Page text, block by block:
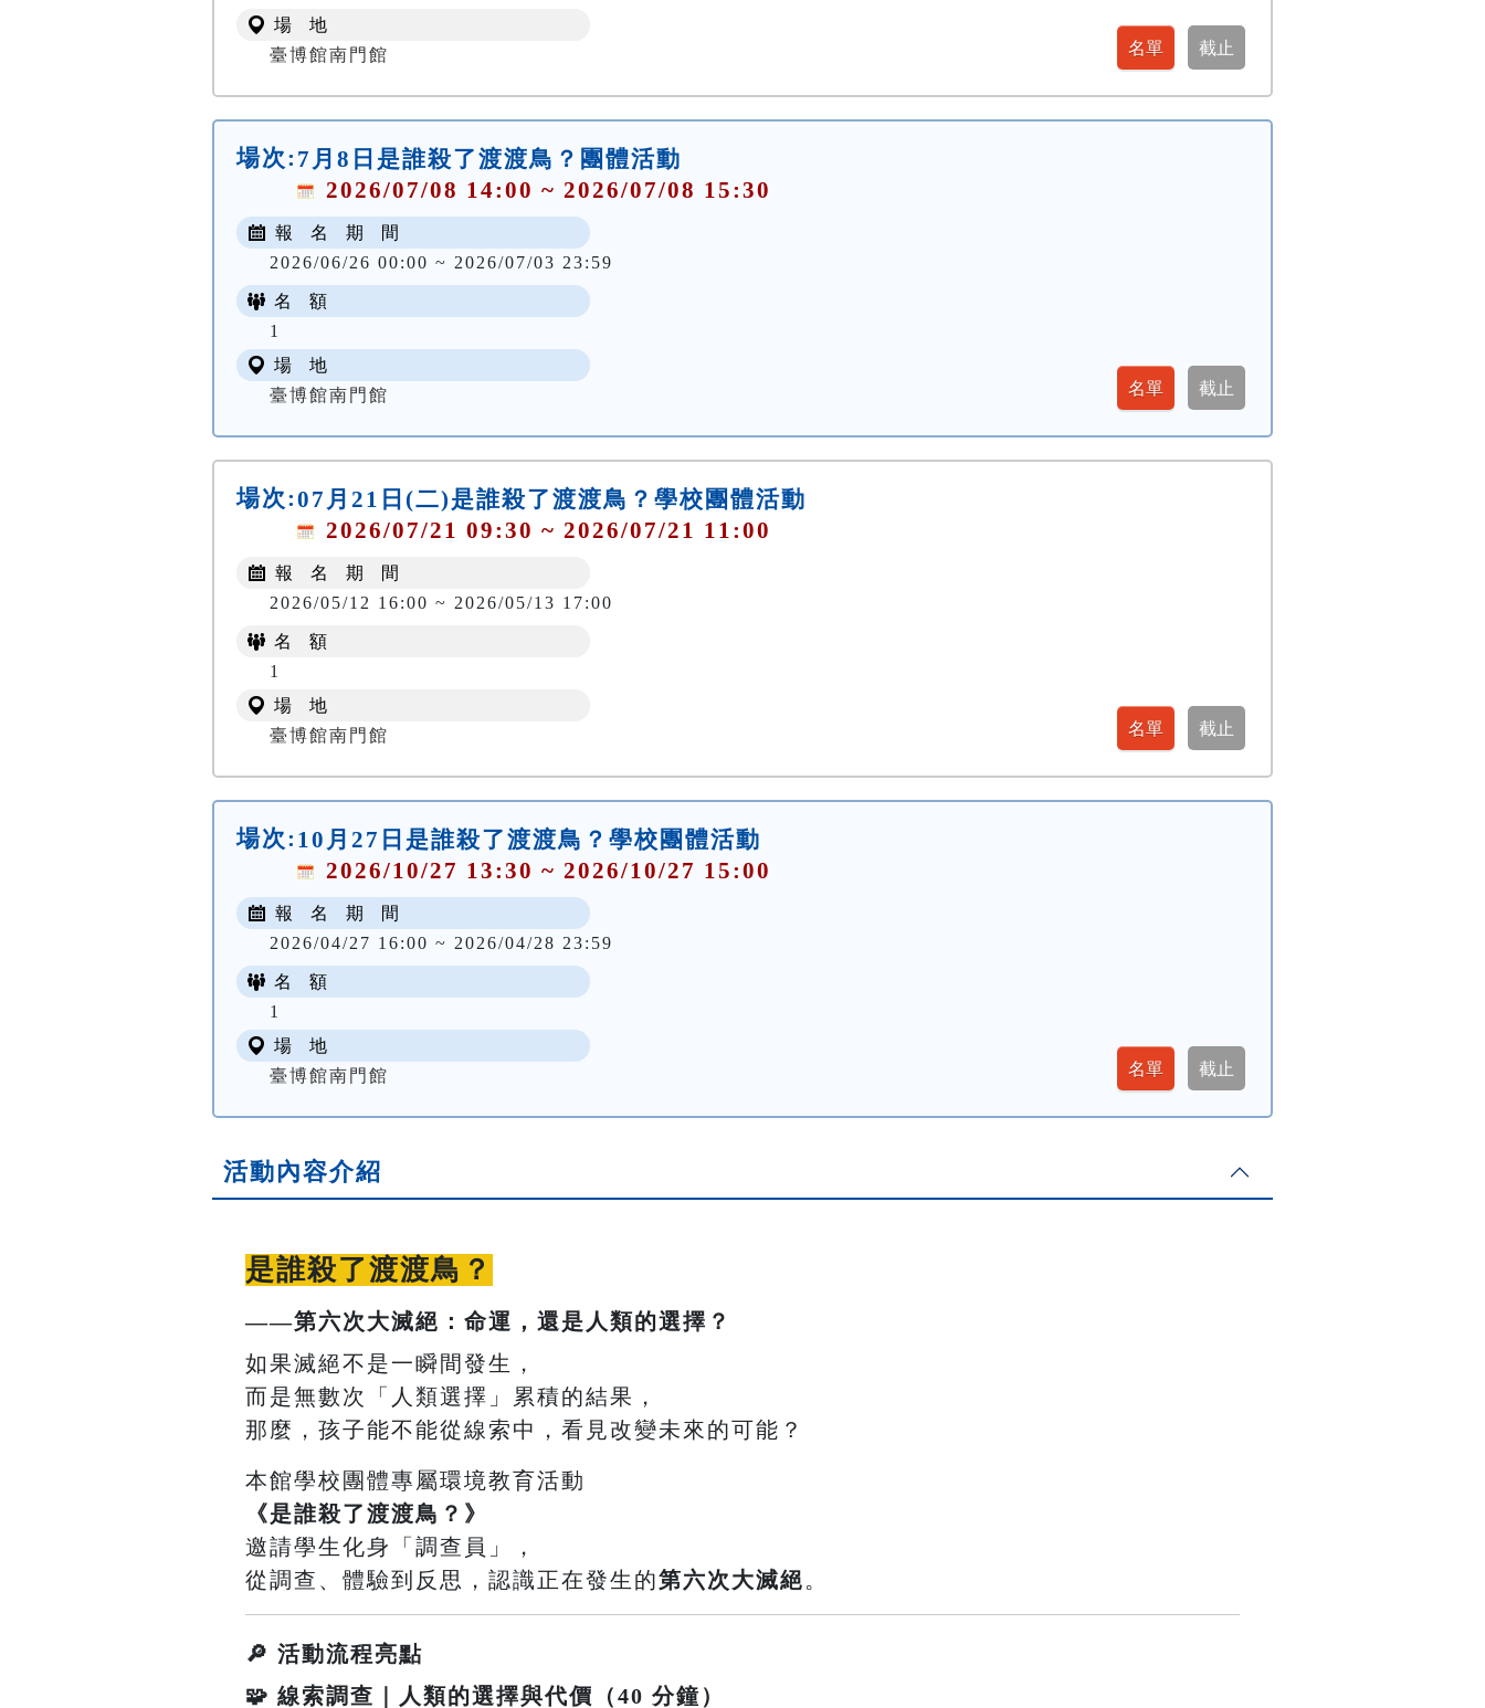
場 地
臺博館南門館
場次: 7月8日是誰殺了渡渡鳥？團體活動
2026/07/08 14:00 ~ 2026/07/08 15:30
報 名 期 間
2026/06/26 00:00 ~ 2026/07/03 23:59
名 額
1
場 地
臺博館南門館
場次:07月21日(二)是誰殺了渡渡鳥？學校團體活動
2026/07/21 09:30 ~ 2026/07/21 11:00
報 名 期 間
2026/05/12 16:00 ~ 2026/05/13 17:00
名 額
1
場 地
臺博館南門館
場次: 10月27日是誰殺了渡渡鳥？學校團體活動
2026/10/27 13:30 ~ 2026/10/27 15:00
報 名 期 間
2026/04/27 16:00 ~ 2026/04/28 23:59
名 額
1
場 地
臺博館南門館
活動內容介紹
是誰殺了渡渡鳥？
——第六次大滅絕：命運，還是人類的選擇？
如果滅絕不是一瞬間發生，
而是無數次「人類選擇」累積的結果，
那麼，孩子能不能從線索中，看見改變未來的可能？
本館學校團體專屬環境教育活動
《是誰殺了渡渡鳥？》
邀請學生化身「調查員」，
從調查、體驗到反思，認識正在發生的第六次大滅絕。
🔎 活動流程亮點
🧩 線索調查｜人類的選擇與代價（40 分鐘）